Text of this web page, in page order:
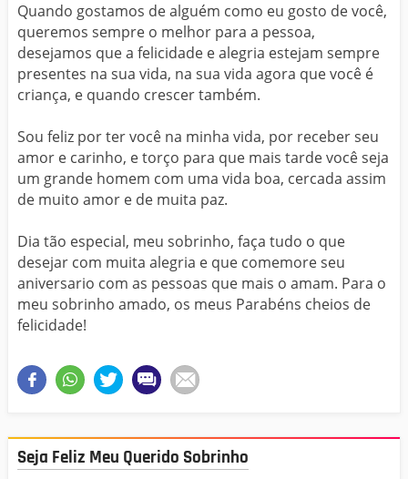
Quando gostamos de alguém como eu gosto de você,
queremos sempre o melhor para a pessoa,
desejamos que a felicidade e alegria estejam sempre
presentes na sua vida, na sua vida agora que você é
criança, e quando crescer também.
Sou feliz por ter você na minha vida, por receber seu
amor e carinho, e torço para que mais tarde você seja
um grande homem com uma vida boa, cercada assim
de muito amor e de muita paz.
Dia tão especial, meu sobrinho, faça tudo o que
desejar com muita alegria e que comemore seu
aniversario com as pessoas que mais o amam. Para o
meu sobrinho amado, os meus Parabéns cheios de
felicidade!
Seja Feliz Meu Querido Sobrinho